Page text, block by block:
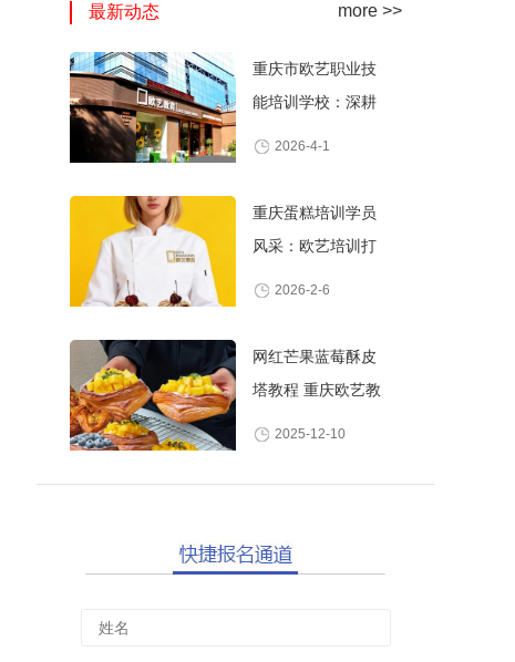
最新动态 more >>
重庆市欧艺职业技
能培训学校：深耕
2026-4-1
重庆蛋糕培训学员
风采：欧艺培训打
2026-2-6
网红芒果蓝莓酥皮
塔教程 重庆欧艺教
2025-12-10